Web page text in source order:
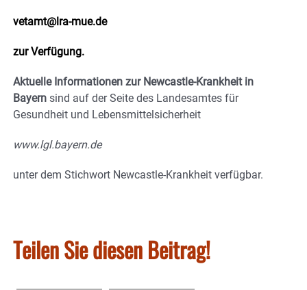
vetamt@lra-mue.de
zur Verfügung.
Aktuelle Informationen zur Newcastle-Krankheit in
Bayern sind auf der Seite des Landesamtes für
Gesundheit und Lebensmittelsicherheit
www.lgl.bayern.de
unter dem Stichwort Newcastle-Krankheit verfügbar.
Teilen Sie diesen Beitrag!